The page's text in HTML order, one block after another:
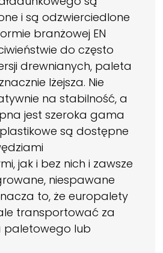
i są odzwierciedlone
branżowej EN
do często
drewnianych, paleta
lżejsza. Nie
na stabilność, a
jest szeroka gama
są dostępne
jak i bez nich i zawsze
niespawane
to, że europalety
transportować za
paletowego lub